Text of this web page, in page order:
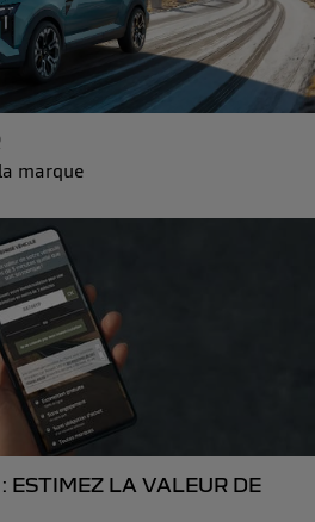
marque
ESTIMEZ LA VALEUR DE